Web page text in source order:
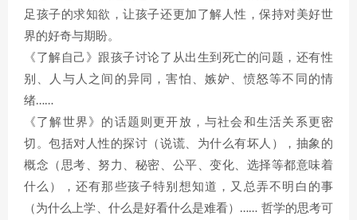
足孩子的求知欲，让孩子还更加了解人性，保持对美好世
界的好奇与期盼。
《了解自己》跟孩子讨论了从出生到死亡的问题，还有性
别、人与人之间的异同，害怕、嫉妒、愤怒等不同的情
绪……
《了解世界》的话题则更开放，与社会和生活关系更密
切。包括对人性的探讨（说谎、为什么有坏人），抽象的
概念（思考、努力、秘密、公平、变化、选择等都意味着
什么），还有那些孩子特别想知道，又总弄不明白的事
（为什么上学、什么是好看什么是难看）…… 哲学的思考可